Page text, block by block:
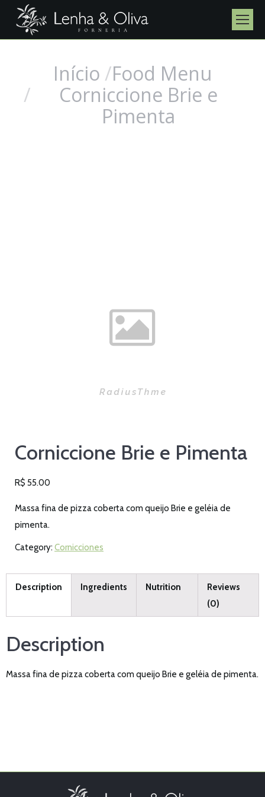
Você está aqui:Início Food Menu
Corniccione Brie e
Pimenta
Corniccione Brie e Pimenta
R$ 55.00
Massa fina de pizza coberta com queijo Brie e geléia de
pimenta.
Category: Cornicciones
Description Ingredients Nutrition
Reviews
(0)
Description
Massa fina de pizza coberta com queijo Brie e geléia de pimenta.